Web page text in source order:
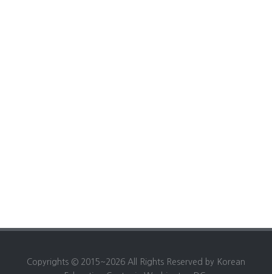
Copyrights © 2015~2026 All Rights Reserved by Korean